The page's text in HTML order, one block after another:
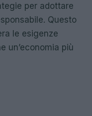
per adottare
Questo
le esigenze
un’economia più